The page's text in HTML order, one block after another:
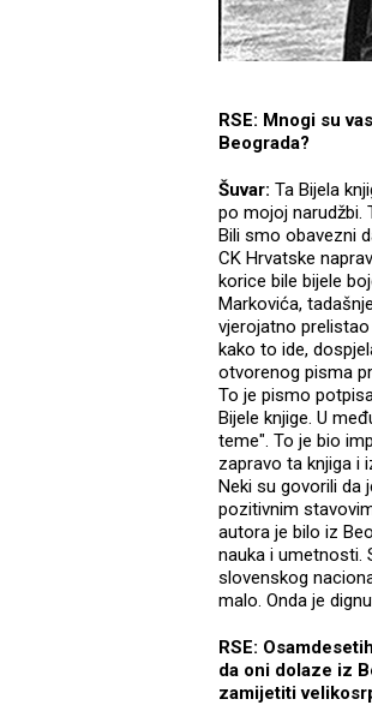
RSE: Mnogi su
Beograda?
Šuvar: Ta Bijela
po mojoj narudžbi.
Bili smo obavezni
CK Hrvatske
korice bile bijele
Markovića,
vjerojatno
kako to ide,
otvorenog pisma
To je pismo
Bijele knjige. U
teme". To je bio
zapravo ta knjiga i
Neki su govorili da
pozitivnim
autora je bilo iz
nauka i umetnosti.
slovenskog
malo. Onda je
RSE:
da oni dolaze iz
zamijetiti